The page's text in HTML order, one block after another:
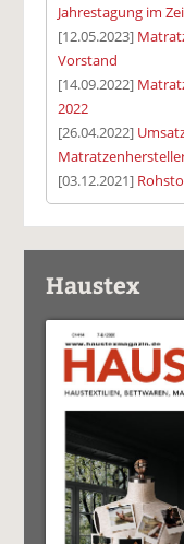
Jahrestagung im
[12.05.2023]
Vorstand
[14.09.2022]
2022
[26.04.2022]
[03.12.2021]
Haustex